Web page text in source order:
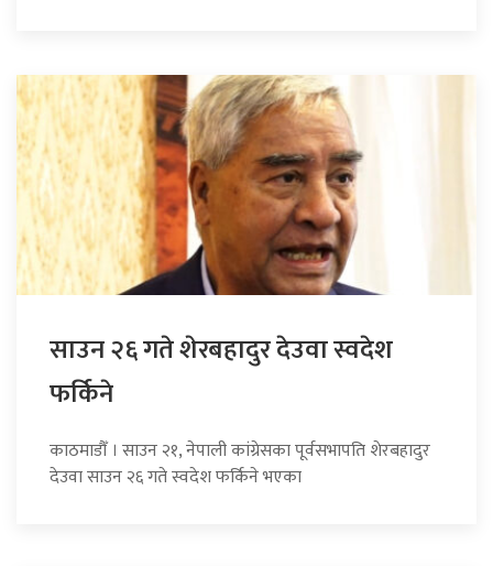
साउन २६ गते शेरबहादुर देउवा स्वदेश
फर्किने
काठमाडौँ । साउन २१, नेपाली कांग्रेसका पूर्वसभापति शेरबहादुर
देउवा साउन २६ गते स्वदेश फर्किने भएका